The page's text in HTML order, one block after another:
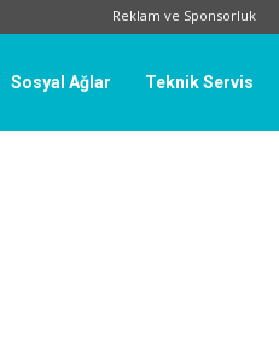
Reklam ve Sponsorluk
Sosyal Ağlar Teknik Servis